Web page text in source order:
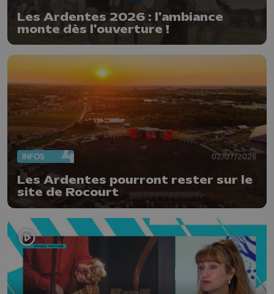
Les Ardentes 2026 : l'ambiance
monte dès l'ouverture !
INFOS 02/07/2026
Les Ardentes pourront rester sur le
site de Rocourt